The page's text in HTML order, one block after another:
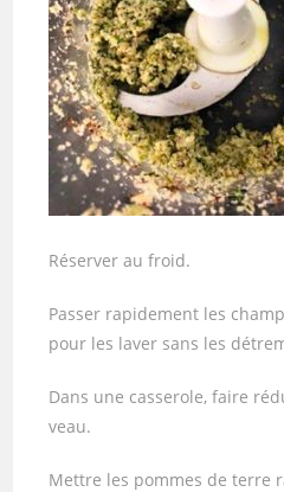
Réserver au froid.
Passer rapidement les
pour les laver sans les
Dans une casserole, faire
veau.
Mettre les pommes de terre